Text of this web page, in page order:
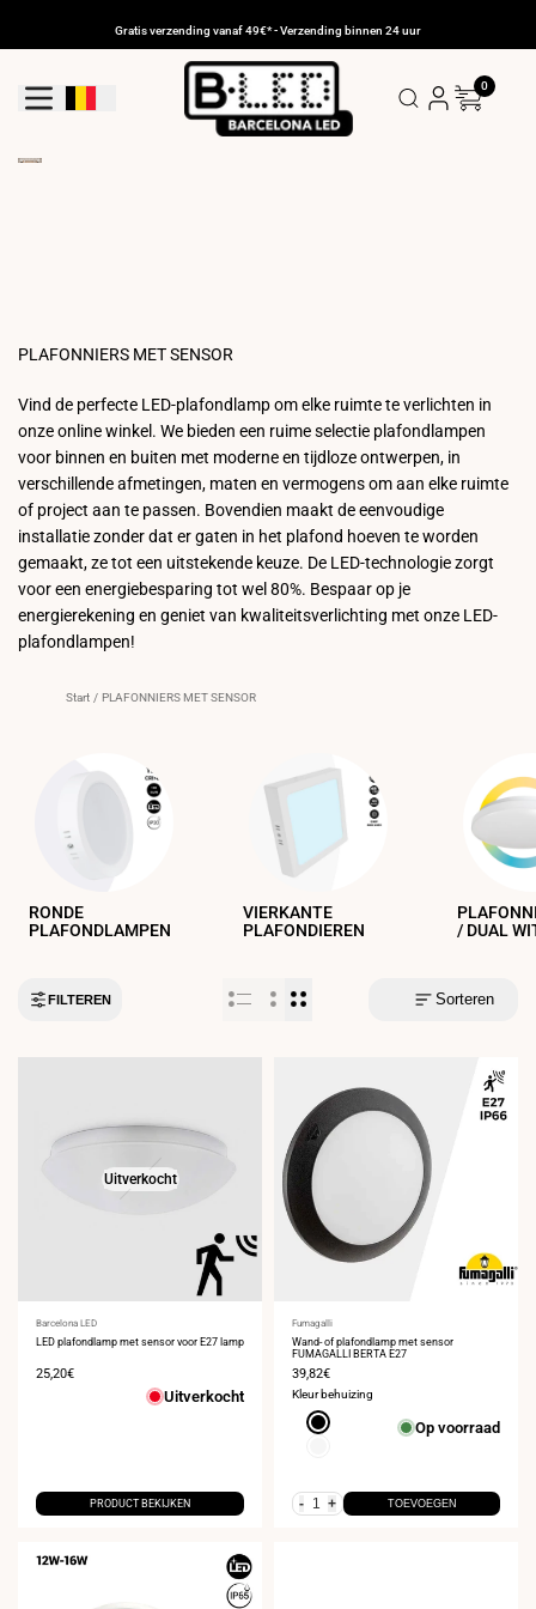
Gratis verzending vanaf 49€* - Verzending binnen 24 uur
Geolocatieknop: België
0
PLAFONNIERS MET SENSOR
Vind de perfecte LED-plafondlamp om elke ruimte te verlichten in
onze online winkel. We bieden een ruime selectie plafondlampen
voor binnen en buiten met moderne en tijdloze ontwerpen, in
verschillende afmetingen, maten en vermogens om aan elke ruimte
of project aan te passen. Bovendien maakt de eenvoudige
installatie zonder dat er gaten in het plafond hoeven te worden
gemaakt, ze tot een uitstekende keuze. De LED-technologie zorgt
voor een energiebesparing tot wel 80%. Bespaar op je
energierekening en geniet van kwaliteitsverlichting met onze LED-
plafondlampen!
Start / PLAFONNIERS MET SENSOR
RONDE
PLAFONDLAMPEN
VIERKANTE
PLAFONDIEREN
/ DUAL
FILTEREN Sorteren
Uitverkocht
Leverancier:
Barcelona LED
LED plafondlamp met sensor voor E27 lamp
Verkoopprijs
25,20€
Uitverkocht
PRODUCT BEKIJKEN
Leverancier:
Fumagalli
Wand- of plafondlamp met sensor
FUMAGALLI BERTA E27
Verkoopprijs
39,82€
Kleur behuizing
Zwart
Op voorraad
- + TOEVOEGEN